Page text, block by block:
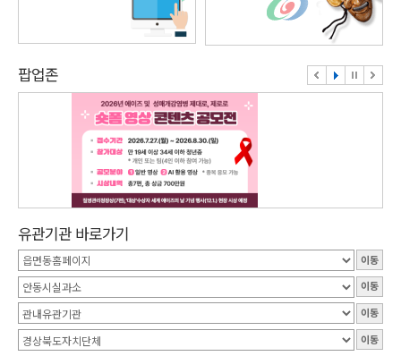
팝업존
유관기관 바로가기
이동
이동
이동
이동